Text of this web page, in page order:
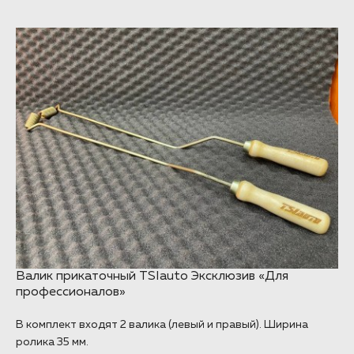
NEW
Валик прикаточный TSIauto Эксклюзив «Для
профессионалов»
В комплект входят 2 валика (левый и правый). Ширина
ролика 35 мм.